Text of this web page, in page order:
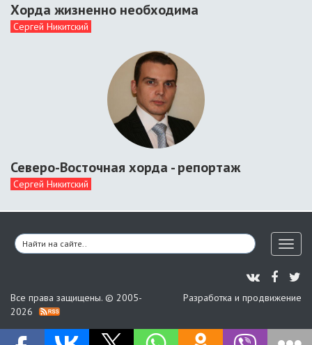
Хорда жизненно необходима
Сергей Никитский
Северо-Восточная хорда - репортаж
Сергей Никитский
Все права защищены. © 2005-
2026
Разработка и продвижение